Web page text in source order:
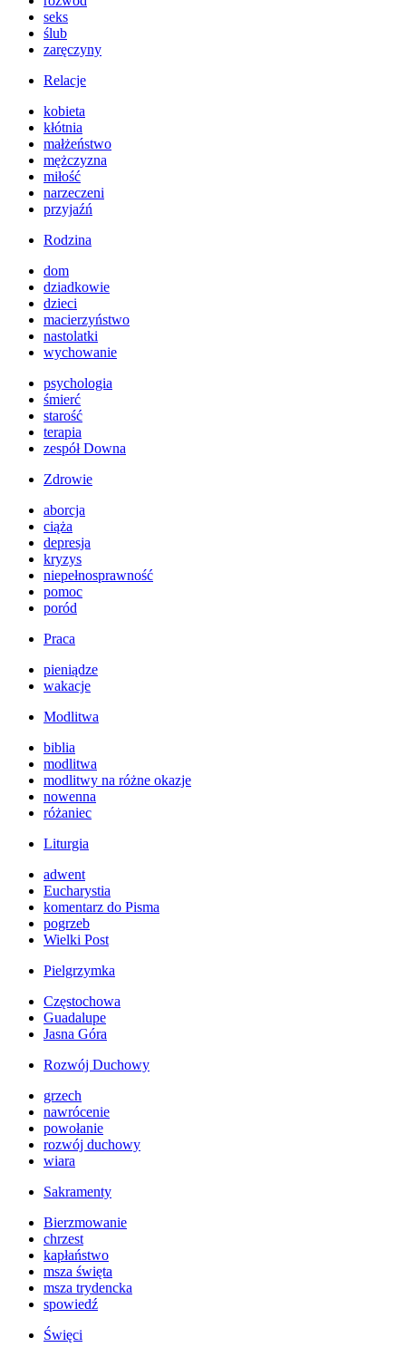
seks
ślub
zaręczyny
Relacje
kobieta
kłótnia
małżeństwo
mężczyzna
miłość
narzeczeni
przyjaźń
Rodzina
dom
dziadkowie
dzieci
macierzyństwo
nastolatki
wychowanie
psychologia
śmierć
starość
terapia
zespół Downa
Zdrowie
aborcja
ciąża
depresja
kryzys
niepełnosprawność
pomoc
poród
Praca
pieniądze
wakacje
Modlitwa
biblia
modlitwa
modlitwy na różne okazje
nowenna
różaniec
Liturgia
adwent
Eucharystia
komentarz do Pisma
pogrzeb
Wielki Post
Pielgrzymka
Częstochowa
Guadalupe
Jasna Góra
Rozwój Duchowy
grzech
nawrócenie
powołanie
rozwój duchowy
wiara
Sakramenty
Bierzmowanie
chrzest
kapłaństwo
msza święta
msza trydencka
spowiedź
Święci